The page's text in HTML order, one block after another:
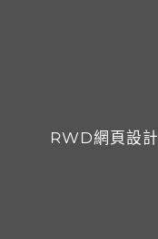
RWD網頁設